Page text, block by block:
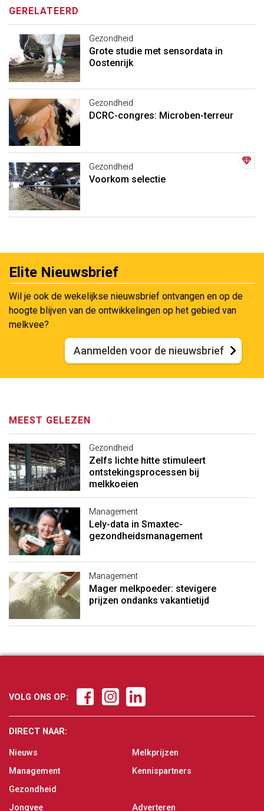
GERELATEERD
Gezondheid
Grote studie met sensordata in
Oostenrijk
Gezondheid
DCRC-congres: Microben-terreur
Gezondheid
Voorkom selectie
Elite Nieuwsbrief
Wil je ook de wekelijkse nieuwsbrief ontvangen en op de
hoogte blijven van de ontwikkelingen op het gebied van
melkvee?
Aanmelden voor de nieuwsbrief
MEEST GELEZEN
Gezondheid
Zelfs lichte hitte stimuleert
ontstekingsprocessen bij
melkkoeien
Management
Lely-data in Smaxtec-
gezondheidsmanagement
Management
Mager melkpoeder: stevigere
prijzen ondanks vakantietijd
VOLG ONS OP:
DIRECT NAAR:
Nieuws
Management
Gezondheid
Jongvee
Melkprijzen
Kennispartners
Adverteren